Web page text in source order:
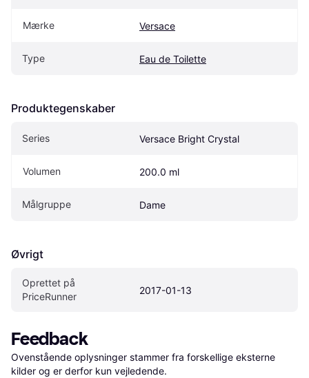
Mærke Versace
Type Eau de Toilette
Produktegenskaber
Series Versace Bright Crystal
Volumen 200.0 ml
Målgruppe Dame
Øvrigt
Oprettet på
PriceRunner
2017-01-13
Feedback
Ovenstående oplysninger stammer fra forskellige eksterne
kilder og er derfor kun vejledende.